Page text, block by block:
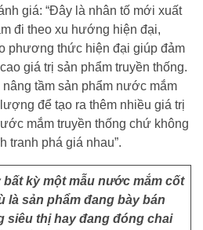
giá: “Đây là nhân tố mới xuất
đi theo xu hướng hiện đại,
phương thức hiện đại giúp đảm
giá trị sản phẩm truyền thống.
tầm sản phẩm nước mắm
để tạo ra thêm nhiều giá trị
mắm truyền thống chứ không
tranh phá giá nhau”.
kỳ một mẫu nước mắm cốt
là sản phẩm đang bày bán
siêu thị hay đang đóng chai